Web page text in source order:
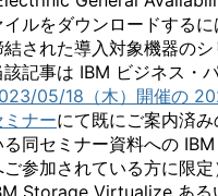
イルをダウンロードする
結された導入対象機器のシ
該記事は IBM ビジネス・
05/18（木）開催の
ミナーにて既にご案内済
る同セミナー資料への
参加されている方に限定